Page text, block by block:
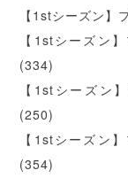
【1stシーズン】
【1stシーズン
(334)
【1stシーズン
(250)
【1stシーズン
(354)